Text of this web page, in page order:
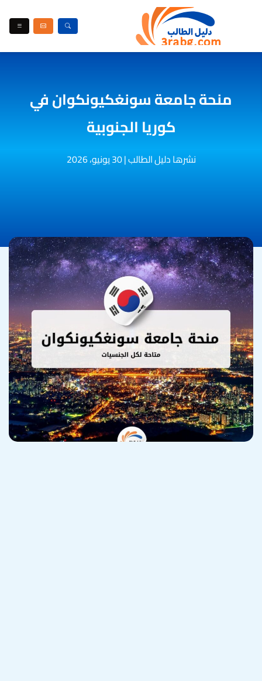
منحة جامعة سونغكيونكوان في
كوريا الجنوبية
نشرها دليل الطالب|30 يونيو، 2026